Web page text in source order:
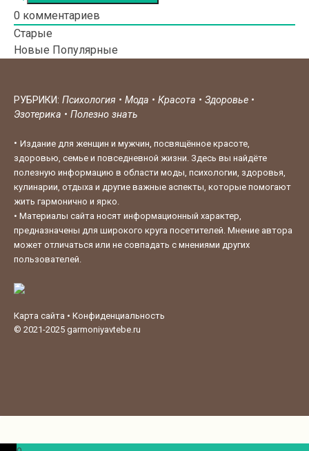
0 комментариев
Старые
Новые Популярные
РУБРИКИ: Психология • Мода • Красота • Здоровье •
Эзотерика • Полезно знать
• Издание для женщин и мужчин, посвящённое красоте,
здоровью, семье и повседневной жизни. Здесь вы найдёте
полезную информацию в области моды, психологии, здоровья,
кулинарии, отдыха и другие важные аспекты, которые помогают
жить гармонично и ярко.
• Материалы сайта носят информационный характер,
предназначены для широкого круга посетителей. Мнение автора
может отличаться или не совпадать с мнениями других
пользователей.
Карта сайта • Конфиденциальность
© 2021-2025 garmoniyavtebe.ru